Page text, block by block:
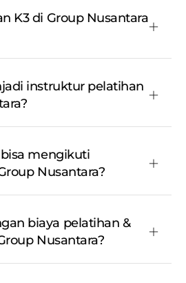
K3 di Group Nusantara
instruktur pelatihan
mengikuti
Nusantara?
biaya pelatihan &
Nusantara?